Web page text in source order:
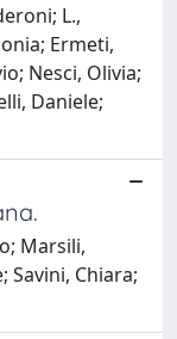
L.,
Ermeti,
Nesci, Olivia;
Daniele;
Marsili,
Savini, Chiara;